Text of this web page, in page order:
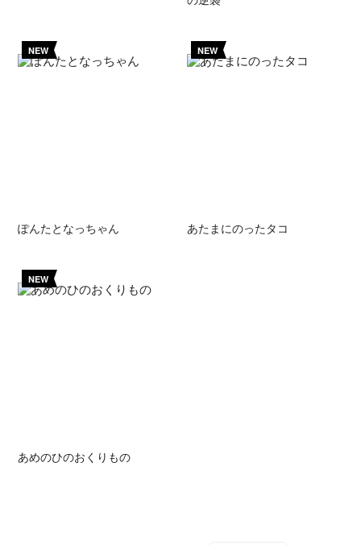
NEW
ぽんたとなっちゃん
NEW
あたまにのったタコ
NEW
あめのひのおくりもの